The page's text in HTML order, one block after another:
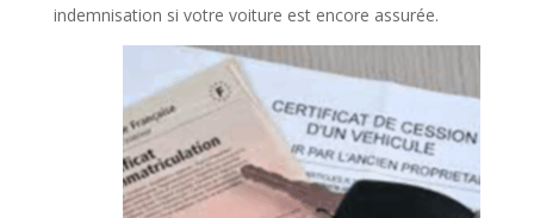
indemnisation si votre voiture est encore assurée.